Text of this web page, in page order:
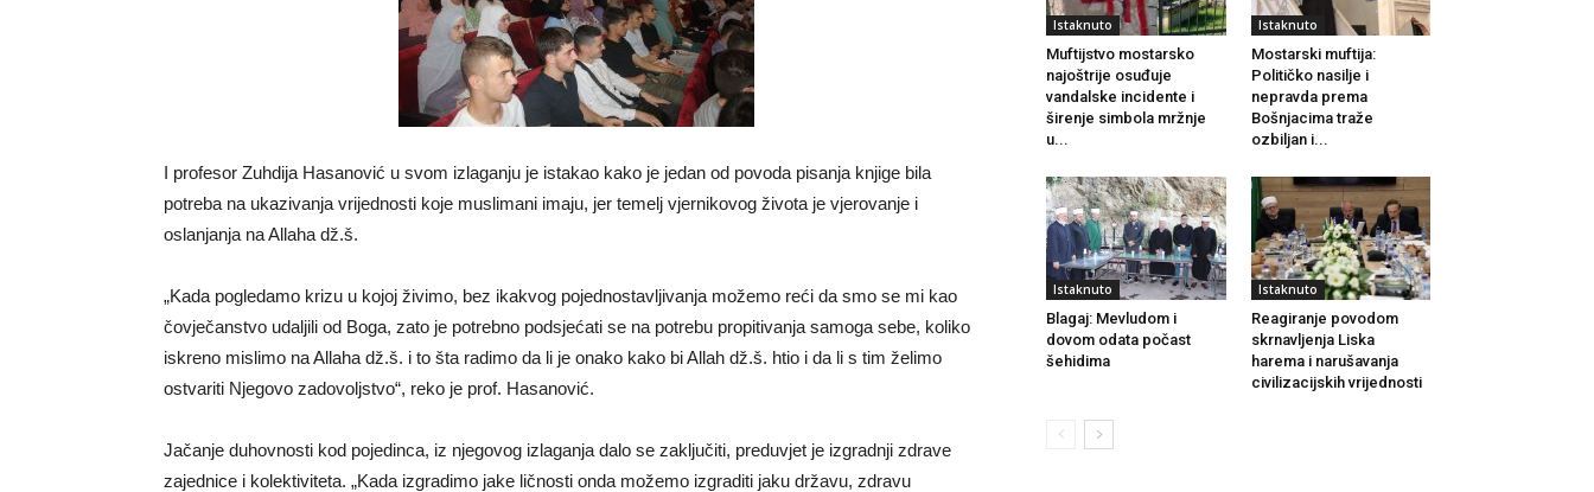
I profesor Zuhdija Hasanović u svom izlaganju je istakao kako je jedan od povoda pisanja knjige bila
potreba na ukazivanja vrijednosti koje muslimani imaju, jer temelj vjernikovog života je vjerovanje i
oslanjanja na Allaha dž.š.
„Kada pogledamo krizu u kojoj živimo, bez ikakvog pojednostavljivanja možemo reći da smo se mi kao
čovječanstvo udaljili od Boga, zato je potrebno podsjećati se na potrebu propitivanja samoga sebe, koliko
iskreno mislimo na Allaha dž.š. i to šta radimo da li je onako kako bi Allah dž.š. htio i da li s tim želimo
ostvariti Njegovo zadovoljstvo“, reko je prof. Hasanović.
Jačanje duhovnosti kod pojedinca, iz njegovog izlaganja dalo se zaključiti, preduvjet je izgradnji zdrave
zajednice i kolektiviteta. „Kada izgradimo jake ličnosti onda možemo izgraditi jaku državu, zdravu
Istaknuto
Muftijstvo mostarsko
najoštrije osuđuje
vandalske incidente i
širenje simbola mržnje
u...
Istaknuto
Mostarski muftija:
Političko nasilje i
nepravda prema
Bošnjacima traže
ozbiljan i...
Istaknuto
Blagaj: Mevludom i
dovom odata počast
šehidima
Istaknuto
Reagiranje povodom
skrnavljenja Liska
harema i narušavanja
civilizacijskih vrijednosti